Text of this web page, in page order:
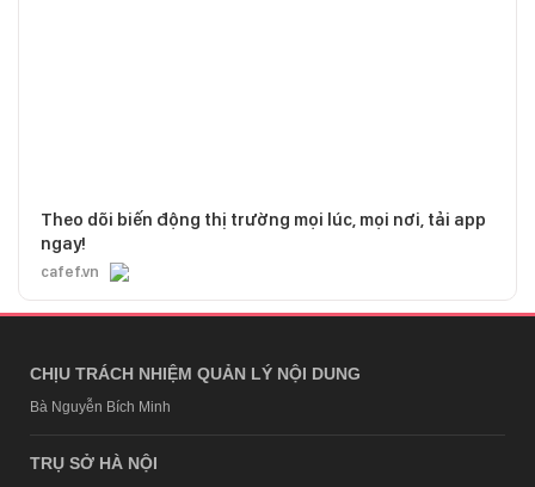
Theo dõi biến động thị trường mọi lúc, mọi nơi, tải app
ngay!
cafef.vn
CHỊU TRÁCH NHIỆM QUẢN LÝ NỘI DUNG
Bà Nguyễn Bích Minh
TRỤ SỞ HÀ NỘI